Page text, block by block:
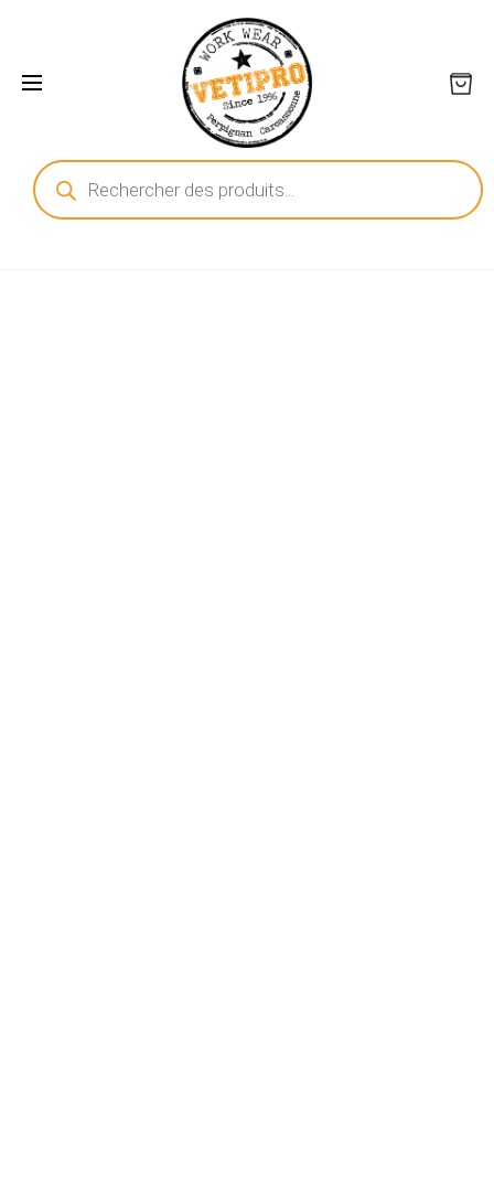
Recherche
de
produits